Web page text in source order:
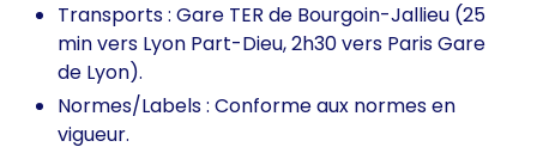
Transports : Gare TER de Bourgoin-Jallieu (25
min vers Lyon Part-Dieu, 2h30 vers Paris Gare
de Lyon).
Normes/Labels : Conforme aux normes en
vigueur.